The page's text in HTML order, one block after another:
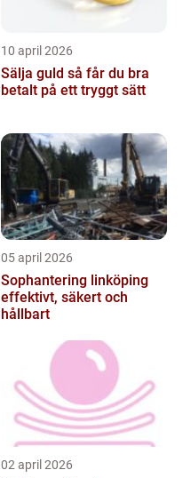
10 april 2026
Sälja guld så får du bra
betalt på ett tryggt sätt
05 april 2026
Sophantering linköping
effektivt, säkert och
hållbart
02 april 2026